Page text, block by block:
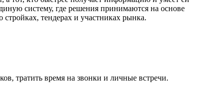
систему, где решения принимаются на основе
тендерах и участниках рынка.
тратить время на звонки и личные встречи.